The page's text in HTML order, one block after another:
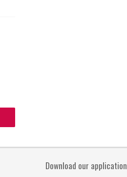
Download our application